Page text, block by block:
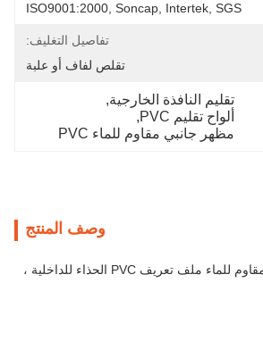
ISO9001:2000, Soncap, Intertek, SGS
تفاصيل التغليف:
تقلص لفاف أو علبة
تقليم النافذة الخارجية,
ألواح تقليم PVC
,
مظهر جانبي مقاوم للماء PVC
وصف المنتج
1 " x 4 " طابق الحذاء المقاوم للماء ملف تعريف PVC الحذاء للداخلية ،